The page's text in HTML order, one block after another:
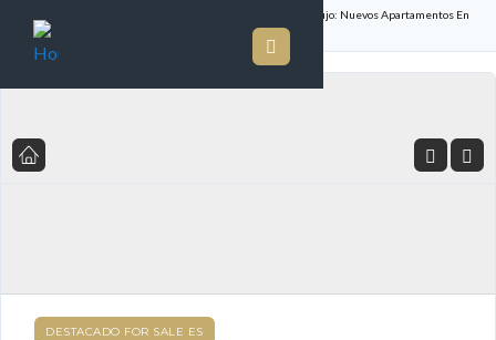
Vive Una Vida De Lujo: Nuevos Apartamentos En
Venta En Celeste, Santa María
DESTACADO FOR SALE ES